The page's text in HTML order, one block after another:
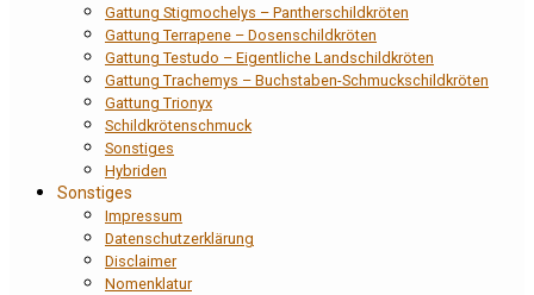
Gattung Stigmochelys – Pantherschildkröten
Gattung Terrapene – Dosenschildkröten
Gattung Testudo – Eigentliche Landschildkröten
Gattung Trachemys – Buchstaben-Schmuckschildkröten
Gattung Trionyx
Schildkrötenschmuck
Sonstiges
Hybriden
Sonstiges
Impressum
Datenschutzerklärung
Disclaimer
Nomenklatur